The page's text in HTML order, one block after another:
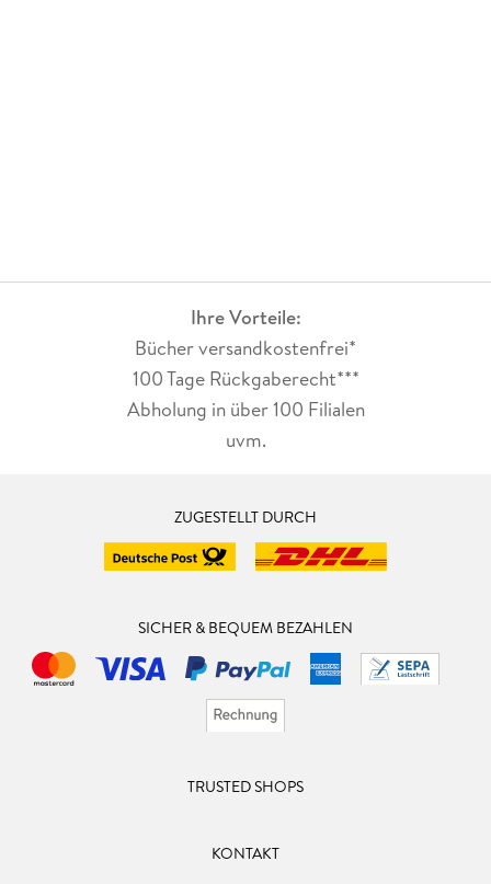
Ihre Vorteile:
Bücher versandkostenfrei*
100 Tage Rückgaberecht***
Abholung in über 100 Filialen
uvm.
ZUGESTELLT DURCH
SICHER & BEQUEM BEZAHLEN
TRUSTED SHOPS
KONTAKT